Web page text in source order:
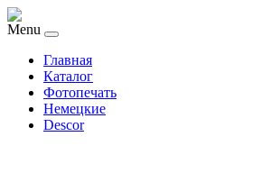
Menu
Главная
Каталог
Фотопечать
Немецкие
Descor